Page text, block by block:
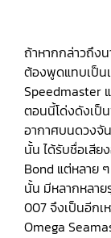
ถ้าหากกล่าวถึง
ต้องพูดแทบเป็น
Speedmaster
ตอนนี้โด่งดังเป็
อากาศบนดวงจั
นั้น ได้รับชื่อเสีย
Bond แต่หลาย
นั้น มีหลากหลา
007 จึงเป็นอีกเ
Omega